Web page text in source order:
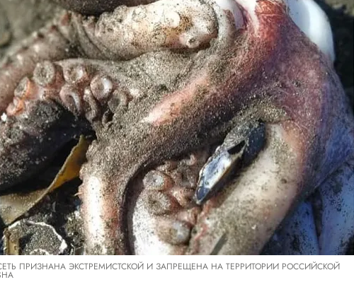
СЕТЬ ПРИЗНАНА ЭКСТРЕМИСТСКОЙ И ЗАПРЕЩЕНА НА ТЕРРИТОРИИ РОССИЙСКОЙ